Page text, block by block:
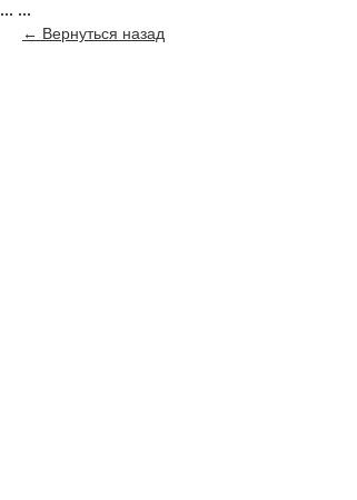
... ...
Вернуться назад